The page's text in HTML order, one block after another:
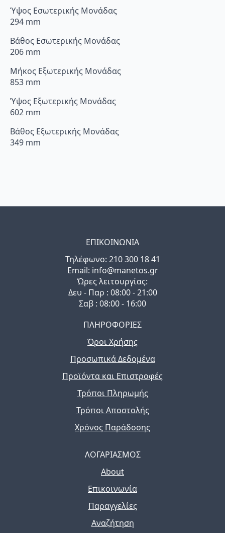
Ύψος Εσωτερικής Μονάδας
294 mm
Βάθος Εσωτερικής Μονάδας
206 mm
Μήκος Εξωτερικής Μονάδας
853 mm
Ύψος Εξωτερικής Μονάδας
602 mm
Βάθος Εξωτερικής Μονάδας
349 mm
ΕΠΙΚΟΙΝΩΝΙΑ
Τηλέφωνo: 210 300 18 41
Email: info@manetos.gr
Ώρες λειτουργίας:
Δευ - Παρ : 08:00 - 21:00
Σαβ : 08:00 - 16:00
ΠΛΗΡΟΦΟΡΙΕΣ
Όροι Χρήσης
Προσωπικά Δεδομένα
Προϊόντα και Επιστροφές
Τρόποι Πληρωμής
Τρόποι Αποστολής
Χρόνος Παράδοσης
ΛΟΓΑΡΙΑΣΜΟΣ
About
Επικοινωνία
Παραγγελίες
Αναζήτηση